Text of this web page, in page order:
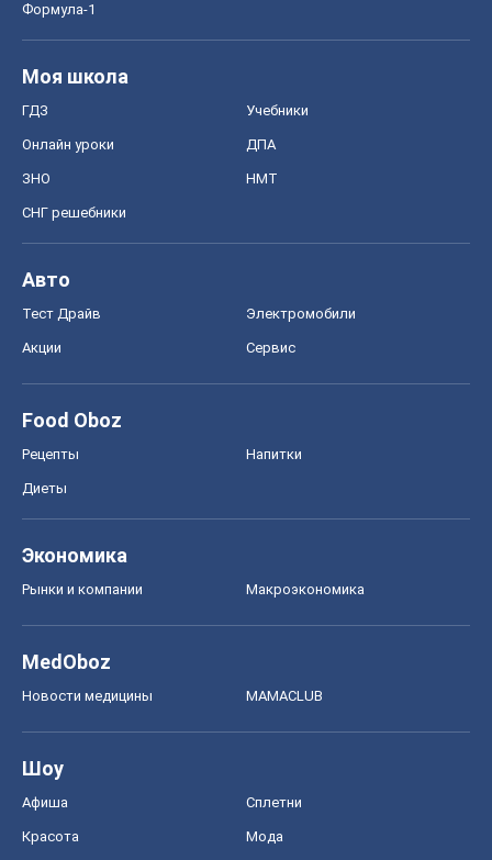
Формула-1
Моя школа
ГДЗ Учебники
Онлайн уроки ДПА
ЗНО НМТ
СНГ решебники
Авто
Тест Драйв Электромобили
Акции Сервис
Food Oboz
Рецепты Напитки
Диеты
Экономика
Рынки и компании Mакроэкономика
MedOboz
Новости медицины MAMACLUB
Шоу
Афиша Сплетни
Красота Мода